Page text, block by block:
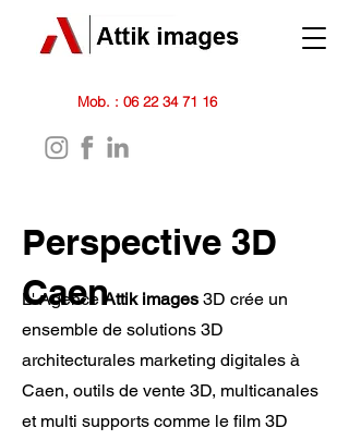
Mob. : 06 22 34 71 16
L' Agence Attik images 3D crée un
ensemble de solutions 3D
architecturales marketing digitales à
Caen, outils de vente 3D, multicanales
et multi supports comme le film 3D
Perspective 3D
Caen